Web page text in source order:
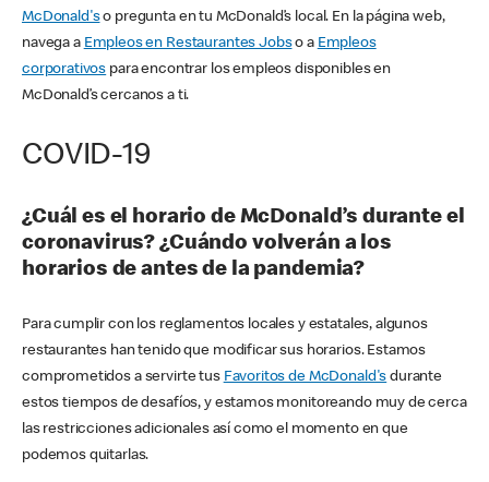
McDonald'so pregunta en tu McDonald’s local. En la página web,
navega a Empleos en Restaurantes Jobso a Empleos
corporativos para encontrar los empleos disponibles en
McDonald’s cercanos a ti.
COVID-19
¿Cuál es el horario de McDonald’s durante el
coronavirus? ¿Cuándo volverán a los
horarios de antes de la pandemia?
Para cumplir con los reglamentos locales y estatales, algunos
restaurantes han tenido que modificar sus horarios. Estamos
comprometidos a servirte tus Favoritos de McDonald's durante
estos tiempos de desafíos, y estamos monitoreando muy de cerca
las restricciones adicionales así como el momento en que
podemos quitarlas.